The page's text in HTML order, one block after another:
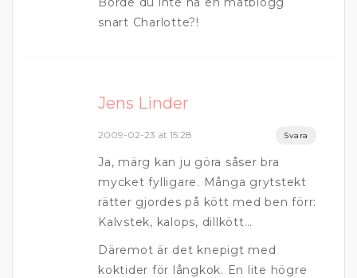
snart Charlotte?!
Jens Linder
2009-02-23 at 15:28 Svara
Ja, märg kan ju göra såser bra
mycket fylligare. Många grytstekt
rätter gjordes på kött med ben förr:
Kalvstek, kalops, dillkött…
Däremot är det knepigt med
koktider för långkok. En lite högre